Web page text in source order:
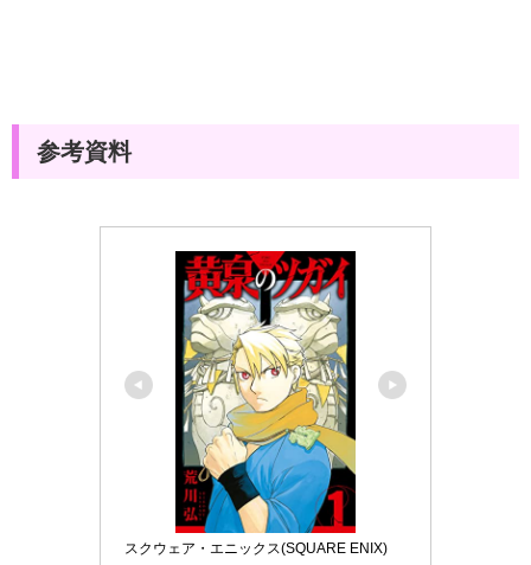
参考資料
スクウェア・エニックス(SQUARE ENIX)